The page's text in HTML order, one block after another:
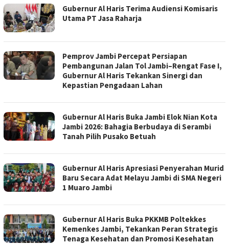
Gubernur Al Haris Terima Audiensi Komisaris
Utama PT Jasa Raharja
Pemprov Jambi Percepat Persiapan
Pembangunan Jalan Tol Jambi–Rengat Fase I,
Gubernur Al Haris Tekankan Sinergi dan
Kepastian Pengadaan Lahan
Gubernur Al Haris Buka Jambi Elok Nian Kota
Jambi 2026: Bahagia Berbudaya di Serambi
Tanah Pilih Pusako Betuah
Gubernur Al Haris Apresiasi Penyerahan Murid
Baru Secara Adat Melayu Jambi di SMA Negeri
1 Muaro Jambi
Gubernur Al Haris Buka PKKMB Poltekkes
Kemenkes Jambi, Tekankan Peran Strategis
Tenaga Kesehatan dan Promosi Kesehatan